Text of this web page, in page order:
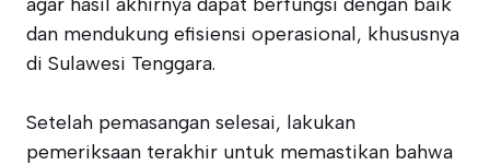
dan mendukung efisiensi operasional, khususnya
di Sulawesi Tenggara.
Setelah pemasangan selesai, lakukan
pemeriksaan terakhir untuk memastikan bahwa